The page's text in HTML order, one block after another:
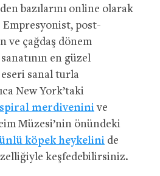
bazılarını online olarak
post-
ve çağdaş dönem
en güzel
sanal turla
New York’taki
spiral merdiveninive
Müzesi’nin önündeki
ünlü köpek heykelini de
keşfedebilirsiniz.